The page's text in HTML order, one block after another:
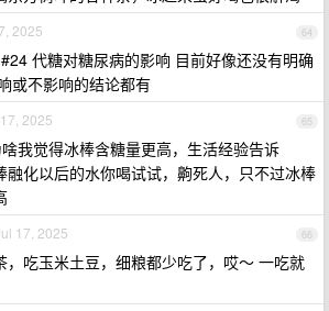
64
2025
#24 代糖对糖尿病的影响 目前好像还没有明确
或不影响的结论都有
65
2025
我觉得冰棒含糖量更高，生活经验告诉
融化以后的水你喝试试，齁死人，只不过冰棒
66
17, 2025
，吃玉米土豆，细粮都少吃了，哎～ 一吃就